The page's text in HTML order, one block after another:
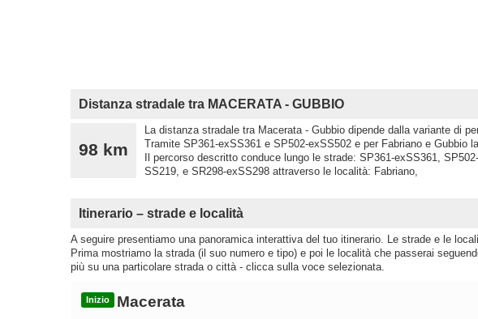
Distanza stradale tra MACERATA - GUBBIO
98 km
La distanza stradale tra Macerata - Gubbio dipende dalla variante di
Tramite SP361-exSS361 e SP502-exSS502 e per Fabriano e Gubbio
Il percorso descritto conduce lungo le strade: SP361-exSS361,
SS219, e SR298-exSS298 attraverso le località: Fabriano,
Itinerario – strade e località
A seguire presentiamo una panoramica interattiva del tuo itinerario. Le strade e le
Prima mostriamo la strada (il suo numero e tipo) e poi le località che passerai
più su una particolare strada o città - clicca sulla voce selezionata.
Inizio Macerata